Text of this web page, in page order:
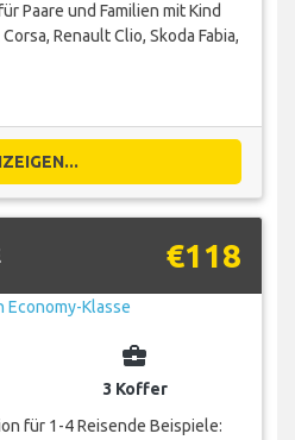
Paare und Familien mit Kind
Renault Clio, Skoda Fabia,
€118
business_center
3 Koffer
für 1-4 Reisende Beispiele: